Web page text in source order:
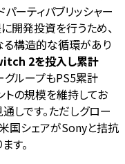
パーティパブリッシャー
開発投資を行うため、
構造的な循環があり
2を投入し累計
グループもPS5累計
の規模を維持してお
しです。ただしグロー
シェアがSonyと拮抗
す。